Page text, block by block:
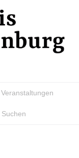
Veranstaltungen
Suchen